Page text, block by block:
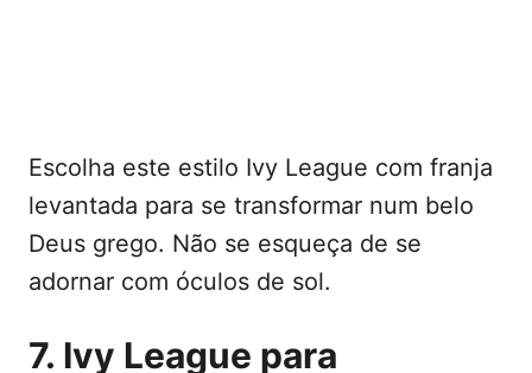
Escolha este estilo Ivy League com franja
levantada para se transformar num belo
Deus grego. Não se esqueça de se
adornar com óculos de sol.
7. Ivy League para